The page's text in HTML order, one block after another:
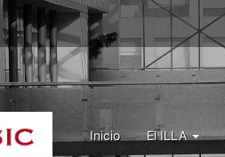
Inicio El ILLA